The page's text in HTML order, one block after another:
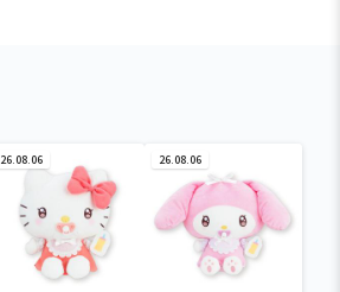
26.08.06 26.08.06